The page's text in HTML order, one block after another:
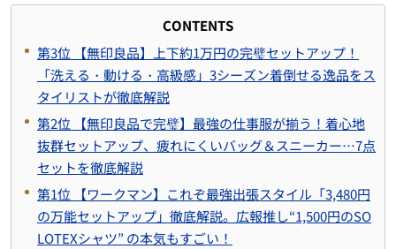
CONTENTS
第3位 【無印良品】上下約1万円の完璧セットアップ！
「洗える・動ける・高級感」3シーズン着倒せる逸品をス
タイリストが徹底解説
第2位 【無印良品で完璧】最強の仕事服が揃う！着心地
抜群セットアップ、疲れにくいバッグ＆スニーカー…7点
セットを徹底解説
第1位 【ワークマン】これぞ最強出張スタイル「3,480円
の万能セットアップ」徹底解説。広報推し“1,500円のSO
LOTEXシャツ” の本気もすごい！